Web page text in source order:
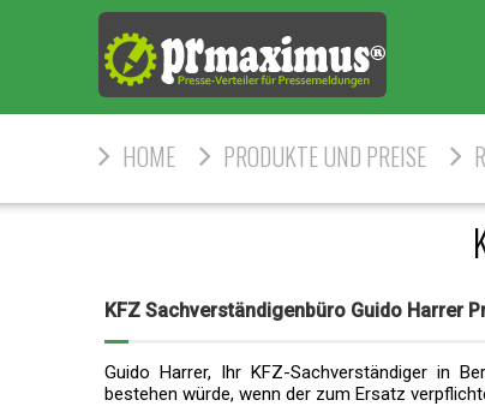
HOME PRODUKTE UND PREISE
KFZ Sachverständigenbüro Guido Harrer
Guido Harrer, Ihr KFZ-Sachverständiger in
bestehen würde, wenn der zum Ersatz